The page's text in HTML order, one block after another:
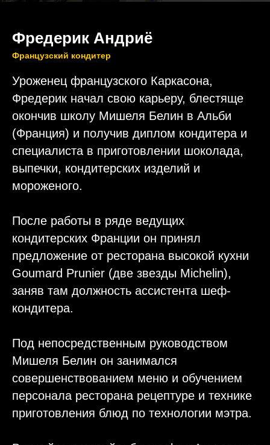
Фредерик Андриё
Французский кондитер
Уроженец французского Каркасона,
Фредерик начал свою карьеру, блестяще
окончив школу Мишеля Белин в Альби
(Франция) и получив диплом кондитера и
специалиста в приготовлении шоколада,
выпечки, кондитерских изделий и
мороженого.
После работы в ряде ведущих
кондитерских Франции он принял
предложение от ресторана высокой кухни
Goumard Prunier (две звезды Michelin),
заняв там должность ассистента шеф-
кондитера.
Под непосредственным руководством
Мишеля Белин он занимался
совершенствованием меню и обучением
персонала ресторана рецептуре и технике
приготовления блюд по технологии мэтра.